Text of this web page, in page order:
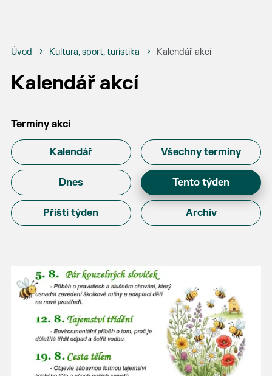
Úvod Kultura, sport, turistika Kalendář akcí
Kalendář akcí
Termíny akcí
Kalendář Všechny termíny
Dnes Tento týden
Příští týden Archiv